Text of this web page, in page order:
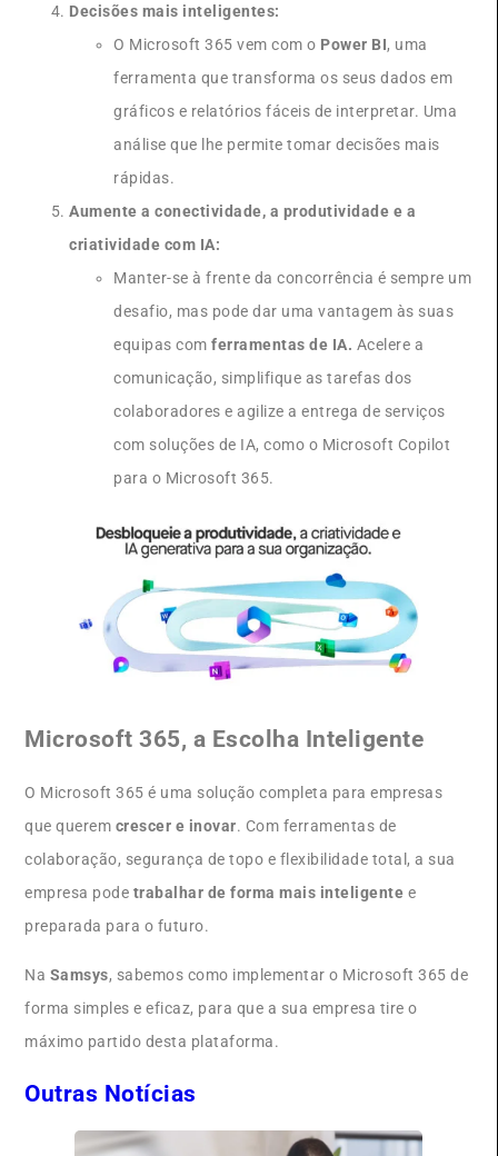
Decisões mais inteligentes:
O Microsoft 365 vem com o Power BI, uma
ferramenta que transforma os seus dados em
gráficos e relatórios fáceis de interpretar. Uma
análise que lhe permite tomar decisões mais
rápidas.
Aumente a conectividade, a produtividade e a
criatividade com IA:
Manter-se à frente da concorrência é sempre um
desafio, mas pode dar uma vantagem às suas
equipas comferramentas de IA. Acelere a
comunicação, simplifique as tarefas dos
colaboradores e agilize a entrega de serviços
com soluções de IA, como o Microsoft Copilot
para o Microsoft 365.
Microsoft 365, a Escolha Inteligente
O Microsoft 365 é uma solução completa para empresas
que querem crescer e inovar. Com ferramentas de
colaboração, segurança de topo e flexibilidade total, a sua
empresa pode trabalhar de forma mais inteligente e
preparada para o futuro.
Na Samsys, sabemos como implementar o Microsoft 365 de
forma simples e eficaz, para que a sua empresa tire o
máximo partido desta plataforma.
Outras Notícias